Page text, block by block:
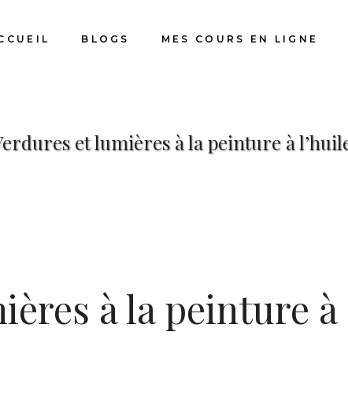
BLOGS MES COURS EN LIGNE
et lumières à la peinture à
à la peinture à